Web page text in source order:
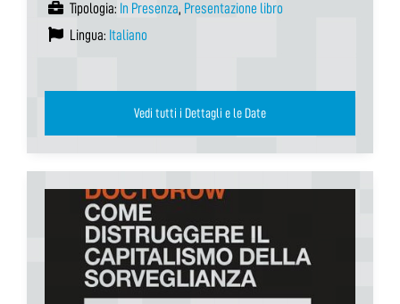
Tipologia: In Presenza, Presentazione libro
Lingua: Italiano
Vedi tutti i Dettagli e le Date